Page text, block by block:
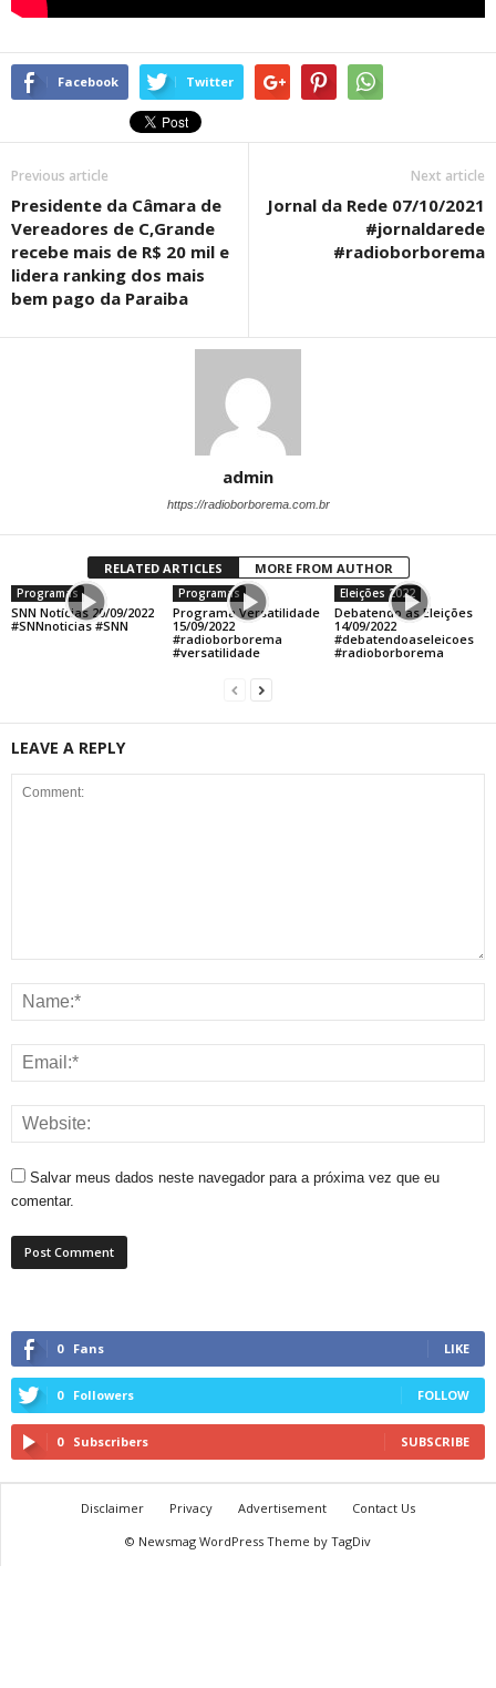
Facebook Twitter
Previous article
Presidente da Câmara de
Vereadores de C,Grande
recebe mais de R$ 20 mil e
lidera ranking dos mais
bem pago da Paraiba
Next article
Jornal da Rede 07/10/2021
#jornaldarede
#radioborborema
admin
https://radioborborema.com.br
RELATED ARTICLES MORE FROM AUTHOR
Programas
SNN Notícias 20/09/2022
#SNNnoticias #SNN
Programas
Programa Versatilidade
15/09/2022
#radioborborema
#versatilidade
Eleições 2022
Debatendo as Eleições
14/09/2022
#debatendoaseleicoes
#radioborborema
LEAVE A REPLY
Salvar meus dados neste navegador para a próxima vez que eu
comentar.
0 Fans LIKE
0 Followers FOLLOW
0 Subscribers SUBSCRIBE
Disclaimer Privacy Advertisement
Contact Us
© Newsmag WordPress Theme by TagDiv